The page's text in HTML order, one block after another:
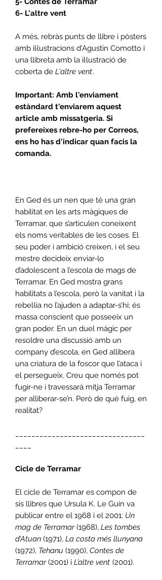
6- L'altre vent
A més, rebràs punts de llibre i pòsters
amb il·lustracions d'Agustin Comotto i
una llibreta amb la il·lustració de
coberta de L'altre vent.
Important: Amb l'enviament
estàndard t'enviarem aquest
article amb missatgeria. Si
prefereixes rebre-ho per Correos,
ens ho has d'indicar quan facis la
comanda.
En Ged és un nen que té una gran
habilitat en les arts màgiques de
Terramar, que s’articulen coneixent
els noms veritables de les coses. El
seu poder i ambició creixen, i el seu
mestre decideix enviar-lo
d’adolescent a l’escola de mags de
Terramar. En Ged mostra grans
habilitats a l’escola, però la vanitat i la
rebel·lia no l’ajuden a adaptar-s’hi; és
massa conscient que posseeix un
gran poder. En un duel màgic per
resoldre una discussió amb un
company d’escola, en Ged allibera
una criatura de la foscor que l’ataca i
el persegueix. Creu que només pot
fugir-ne i travessarà mitja Terramar
per alliberar-se’n. Però de què fuig, en
realitat?
Cicle de Terramar
El cicle de Terramar es compon de
sis llibres que Ursula K. Le Guin va
publicar entre el 1968 i el 2001: Un
mag de Terramar(1968), Les tombes
d’Atuan (1971), La costa més llunyana
(1972), Tehanu (1990), Contes de
Terramar(2001) i L’altre vent (2001).